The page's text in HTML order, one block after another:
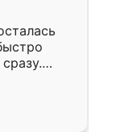
к
даже